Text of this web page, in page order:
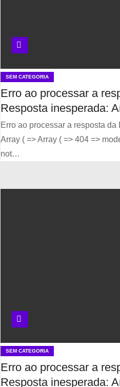
SEM CATEGORIA
Erro ao processar a
Resposta inesperada:
Erro ao processar a resposta
Array ( => Array ( => 404 =>
not…
SEM CATEGORIA
Erro ao processar a
Resposta inesperada: